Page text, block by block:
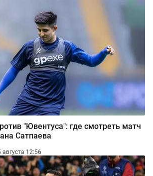
"Ювентуса": где смотреть матч
Сатпаева
августа 12:56